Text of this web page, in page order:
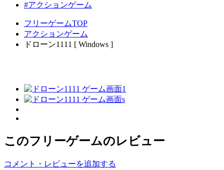
#アクションゲーム
フリーゲームTOP
アクションゲーム
ドローン1111 [ Windows ]
このフリーゲームのレビュー
コメント・レビューを追加する